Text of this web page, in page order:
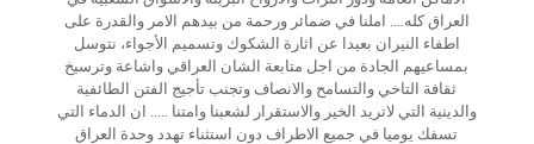
العراق كله…. املنا في ضمائر ورحمة من بيدهم الامر والقدرة على
اطفاء النيران بعيدا عن اثارة الشكوك وتسميم الأجواء، نتوسل
بمساعيهم الجادة من اجل متابعة الشان العراقي واشاعة وترسيخ
ثقافة التاخي والتسامح والانصاف وتجنب تأجيج الفتن الطائفية
والدينية التي لاتريد الخير والاستقرار لشعبنا وامتنا ….. ان الدماء التي
تسفك يوميا في جميع الاطراف دون استثناء تهدد وحدة العراق